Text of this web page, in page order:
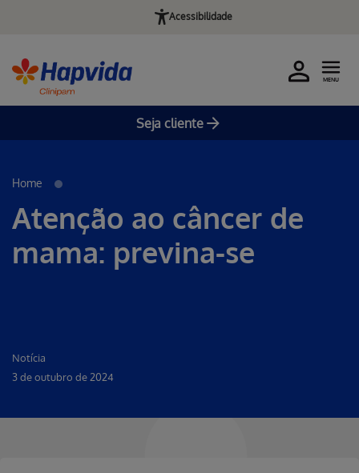
Acessibilidade
Seja cliente
MENU
Home
Atenção ao câncer de
mama: previna-se
Notícia
3 de outubro de 2024